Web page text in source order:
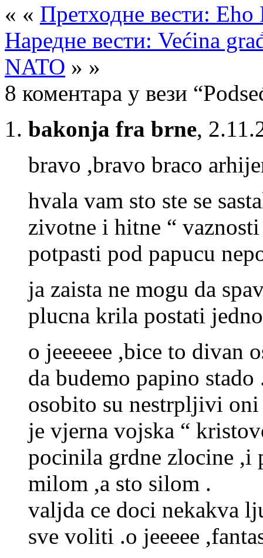
« « Претходне вести: Eho
Наредне вести: Većina
NATO » »
8 коментара у вези
bakonja fra brne,
bravo ,bravo braco
hvala vam sto ste se
zivotne i hitne “
potpasti pod papucu
ja zaista ne mogu da
plucna krila postati
o jeeeeee ,bice to divan
da budemo papino
osobito su nestrpljivi
je vjerna vojska “
pocinila grdne zlocine ,i
milom ,a sto silom .
valjda ce doci nekakva
sve voliti .o jeeeee